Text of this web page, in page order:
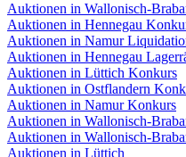
Auktionen in Wallonisch-
Auktionen in Hennegau
Auktionen in Namur
Auktionen in Hennegau
Auktionen in Lüttich Konkurs
Auktionen in Ostflandern
Auktionen in Namur Konkurs
Auktionen in Wallonisch-
Auktionen in Wallonisch-
Auktionen in Lüttich